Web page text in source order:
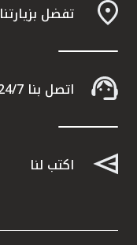
تفضل بزيارتنا
اتصل بنا 24/7 "الخدمة الهاتفية" 1803333
اكتب لنا